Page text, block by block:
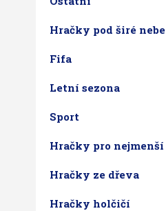
Hračky pod širé nebe
Fifa
Letní sezona
Sport
Hračky pro nejmenší
Hračky ze dřeva
Hračky holčičí